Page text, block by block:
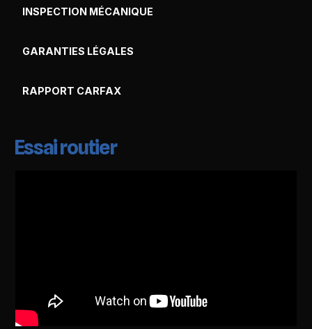
INSPECTION MÉCANIQUE
GARANTIES LÉGALES
RAPPORT CARFAX
Essai routier